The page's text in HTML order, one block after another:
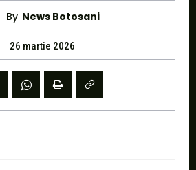
By News Botosani
26 martie 2026